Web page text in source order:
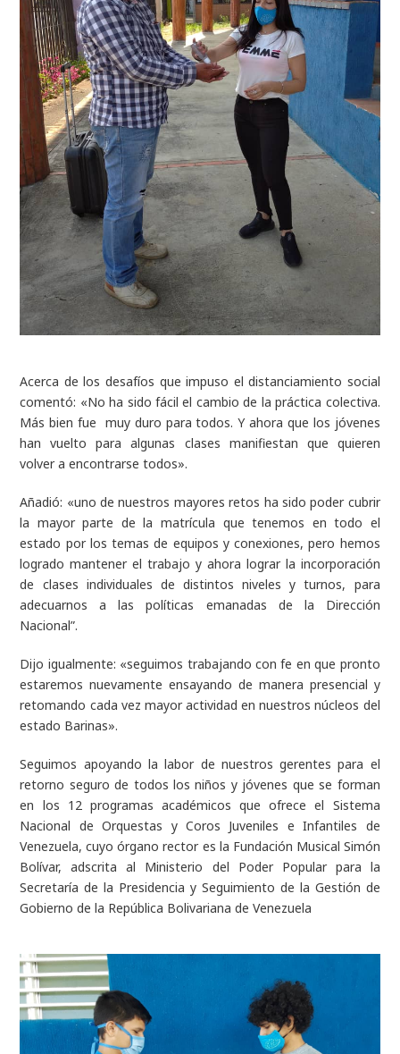
Acerca de los desafíos que impuso el distanciamiento social
comentó: «No ha sido fácil el cambio de la práctica colectiva.
Más bien fue muy duro para todos. Y ahora que los jóvenes
han vuelto para algunas clases manifiestan que quieren
volver a encontrarse todos».
Añadió: «uno de nuestros mayores retos ha sido poder cubrir
la mayor parte de la matrícula que tenemos en todo el
estado por los temas de equipos y conexiones, pero hemos
logrado mantener el trabajo y ahora lograr la incorporación
de clases individuales de distintos niveles y turnos, para
adecuarnos a las políticas emanadas de la Dirección
Nacional”.
Dijo igualmente: «seguimos trabajando con fe en que pronto
estaremos nuevamente ensayando de manera presencial y
retomando cada vez mayor actividad en nuestros núcleos del
estado Barinas».
Seguimos apoyando la labor de nuestros gerentes para el
retorno seguro de todos los niños y jóvenes que se forman
en los 12 programas académicos que ofrece el Sistema
Nacional de Orquestas y Coros Juveniles e Infantiles de
Venezuela, cuyo órgano rector es la Fundación Musical Simón
Bolívar, adscrita al Ministerio del Poder Popular para la
Secretaría de la Presidencia y Seguimiento de la Gestión de
Gobierno de la República Bolivariana de Venezuela